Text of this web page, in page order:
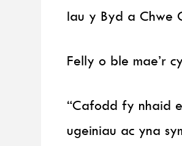
Iau y Byd a Chwe
Felly o ble mae’r
“Cafodd fy nhaid
ugeiniau ac yna